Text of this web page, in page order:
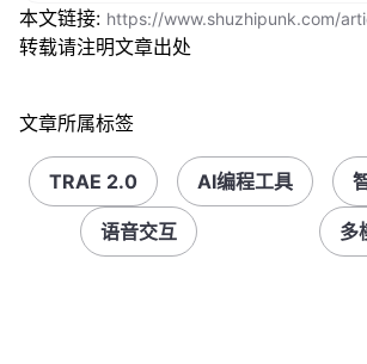
本文链接: https://www.shuzhipunk.com/
转载请注明文章出处
文章所属标签
TRAE 2.0 AI编程工具
语音交互 多